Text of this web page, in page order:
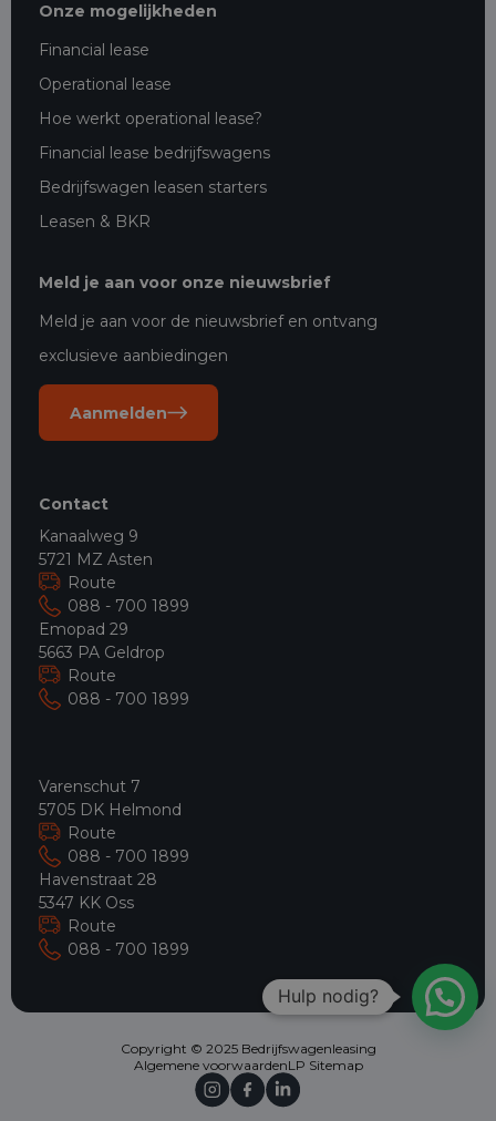
Onze mogelijkheden
Financial lease
Operational lease
Hoe werkt operational lease?
Financial lease bedrijfswagens
Bedrijfswagen leasen starters
Leasen & BKR
Meld je aan voor onze nieuwsbrief
Meld je aan voor de nieuwsbrief en ontvang
exclusieve aanbiedingen
Aanmelden
Contact
Kanaalweg 9
5721 MZ Asten
Route
088 - 700 1899
Emopad 29
5663 PA Geldrop
Route
088 - 700 1899
Varenschut 7
5705 DK Helmond
Route
088 - 700 1899
Havenstraat 28
5347 KK Oss
Route
088 - 700 1899
Copyright © 2025 Bedrijfswagenleasing
Algemene voorwaardenLP Sitemap
Hulp nodig?